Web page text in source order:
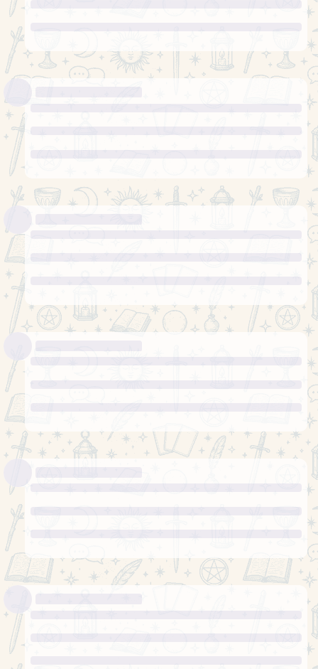
Король жезлів
Тут
теж все стабільно
про лідерство , відповідальність та рішучість з
Вашого боку. Згадав вислів “Як тато скаже – так
по маминому й буде” Також карта може
можливо Він якось себе проявить, більше ніж
зазвичай, допоможе, підтримає, зробить важливий
вклад у домашніх справах.
практичним шляхом. До речі, спілкувалась зі
знайомим, але тут ХЗ, він чоловік, але гей, трошки
посміялись з ним, намагались домовитись про зустріч
Олексій
Карта 3 – Яким буде ваше
самопочуття у майбутній період